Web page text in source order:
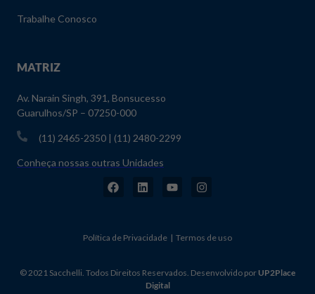
Trabalhe Conosco
MATRIZ
Av. Narain Singh, 391, Bonsucesso
Guarulhos/SP – 07250-000
(11) 2465-2350 | (11) 2480-2299
Conheça nossas outras Unidades
Política de Privacidade | Termos de uso
© 2021 Sacchelli. Todos Direitos Reservados. Desenvolvido por UP2Place
Digital